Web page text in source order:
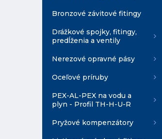
Bronzové závitové fitingy
Drážkové spojky, fitingy,
predĺženia a ventily
Nerezové opravné pásy
Oceľové príruby
PEX-AL-PEX na vodu a
plyn - Profil TH-H-U-R
Pryžové kompenzátory